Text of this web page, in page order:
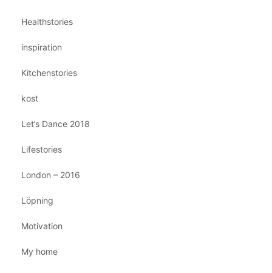
Healthstories
inspiration
Kitchenstories
kost
Let’s Dance 2018
Lifestories
London – 2016
Löpning
Motivation
My home